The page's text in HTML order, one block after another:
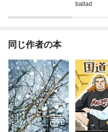
ballad
同じ作者の本